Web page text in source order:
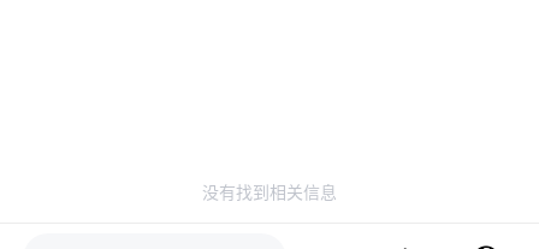
没有找到相关信息